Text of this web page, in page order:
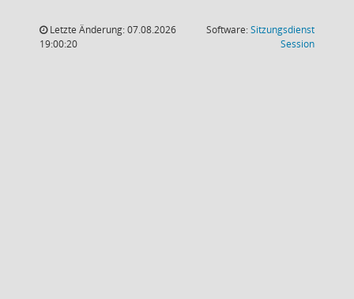
Letzte Änderung: 07.08.2026
19:00:20
Software:Sitzungsdienst
Session(Wird in